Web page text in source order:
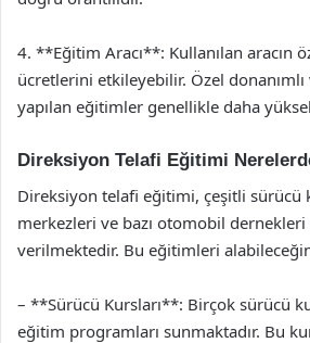
4. **Eğitim Aracı**: Kullanılan aracın
ücretlerini etkileyebilir. Özel
yapılan eğitimler genellikle daha
Direksiyon Telafi Eğitimi
Direksiyon telafi eğitimi, çeşitli sürücü
merkezleri ve bazı otomobil dernekleri
verilmektedir. Bu eğitimleri
– **Sürücü Kursları**: Birçok sürücü
eğitim programları sunmaktadır. Bu